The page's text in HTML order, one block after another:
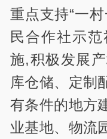
重点支持“一
民合作社示
施,积极发展
库仓储、定制
有条件的地方
业基地、物流